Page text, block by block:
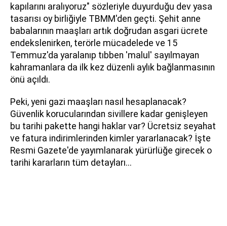
kapılarını aralıyoruz" sözleriyle duyurduğu dev yasa
tasarısı oy birliğiyle TBMM'den geçti. Şehit anne
babalarının maaşları artık doğrudan asgari ücrete
endekslenirken, terörle mücadelede ve 15
Temmuz'da yaralanıp tıbben 'malul' sayılmayan
kahramanlara da ilk kez düzenli aylık bağlanmasının
önü açıldı.
Peki, yeni gazi maaşları nasıl hesaplanacak?
Güvenlik korucularından sivillere kadar genişleyen
bu tarihi pakette hangi haklar var? Ücretsiz seyahat
ve fatura indirimlerinden kimler yararlanacak? İşte
Resmi Gazete'de yayımlanarak yürürlüğe girecek o
tarihi kararların tüm detayları...